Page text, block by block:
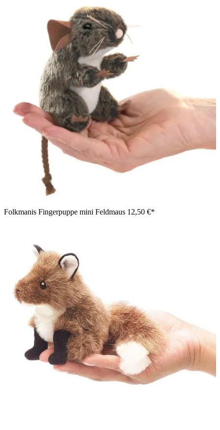
Folkmanis Fingerpuppe mini Feldmaus 12,50 €*